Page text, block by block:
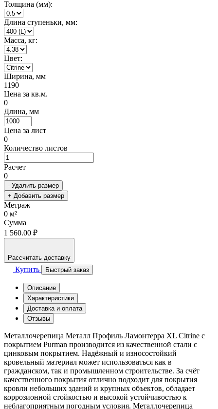
Толщина (мм):
Длина ступеньки, мм:
Масса, кг:
Цвет:
Ширина, мм
1190
Цена за кв.м.
0
Длина, мм
Цена за лист
0
Количество листов
Расчет
0
- Удалить размер
+ Добавить размер
Метраж
0 м²
Сумма
1 560.00 ₽
Рассчитать доставку
Купить Быстрый заказ
Описание
Характеристики
Доставка и оплата
Отзывы
Металлочерепица Металл Профиль Ламонтерра XL Citrine с
покрытием Purman производится из качественной стали с
цинковым покрытием. Надёжный и износостойкий
кровельный материал может использоваться как в
гражданском, так и промышленном строительстве. За счёт
качественного покрытия отлично подходит для покрытия
кровли небольших зданий и крупных объектов, обладает
коррозионной стойкостью и высокой устойчивостью к
неблагоприятным погодным условия. Металлочерепица